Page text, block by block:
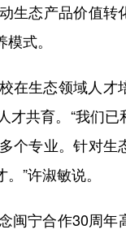
生态产品价值
式。
生态领域人才
共育。“我们
个专业。针对
”许淑敏说。
宁合作30周年